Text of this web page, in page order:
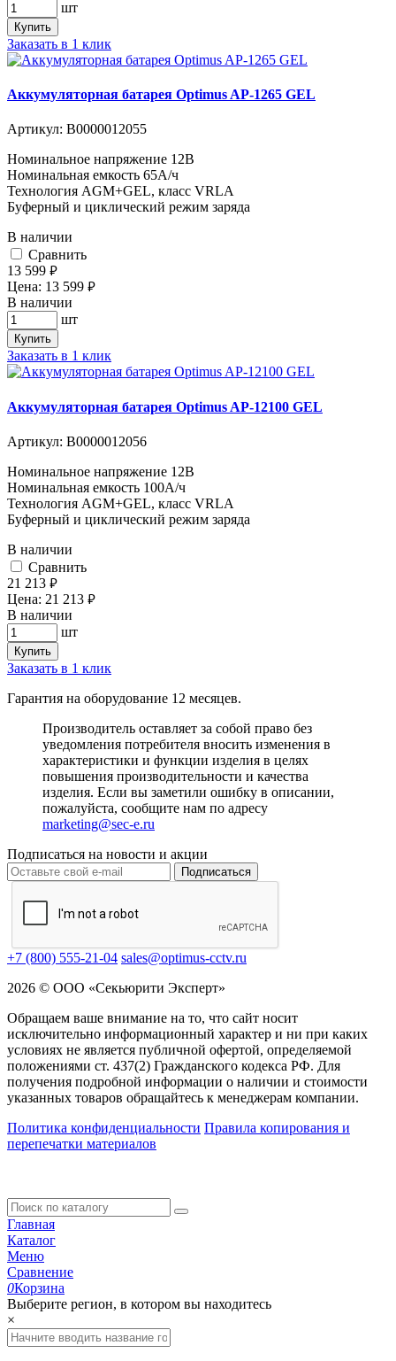
шт
Купить
Заказать в 1 клик
Аккумуляторная батарея Optimus AP-1265 GEL
Артикул: В0000012055
Номинальное напряжение 12B
Номинальная емкость 65A/ч
Технология AGM+GEL, класс VRLA
Буферный и циклический режим заряда
В наличии
Cравнить
13 599 руб.
Цена: 13 599 руб.
В наличии
шт
Купить
Заказать в 1 клик
Аккумуляторная батарея Optimus AP-12100 GEL
Артикул: В0000012056
Номинальное напряжение 12B
Номинальная емкость 100A/ч
Технология AGM+GEL, класс VRLA
Буферный и циклический режим заряда
В наличии
Cравнить
21 213 руб.
Цена: 21 213 руб.
В наличии
шт
Купить
Заказать в 1 клик
Гарантия на оборудование 12 месяцев.
Производитель оставляет за собой право без
уведомления потребителя вносить изменения в
характеристики и функции изделия в целях
повышения производительности и качества
изделия. Если вы заметили ошибку в описании,
пожалуйста, сообщите нам по адресу
marketing@sec-e.ru
Подписаться на новости и акции
Подписаться
+7 (800) 555-21-04 sales@optimus-cctv.ru
2026 © ООО «Секьюрити Эксперт»
Обращаем ваше внимание на то, что сайт носит
исключительно информационный характер и ни при каких
условиях не является публичной офертой, определяемой
положениями ст. 437(2) Гражданского кодекса РФ. Для
получения подробной информации о наличии и стоимости
указанных товаров обращайтесь к менеджерам компании.
Политика конфиденциальности Правила копирования и
перепечатки материалов
Главная
Каталог
Меню
Сравнение
0Корзина
Выберите регион, в котором вы находитесь
×